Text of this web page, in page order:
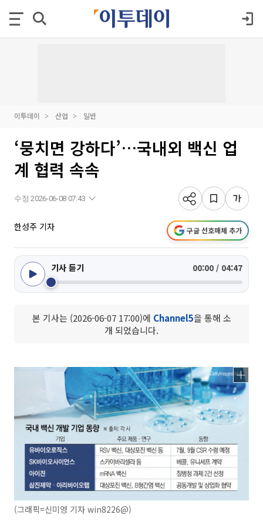
이투데이 산업 일반
‘뭉치면 강하다’…국내외 백신 업
계 협력 속속
수정 2026-06-08 07:43
한성주 기자 구글 선호매체 추가
기사 듣기 00:00 / 04:47
본 기사는 (2026-06-07 17:00)에 Channel5을 통해 소
개 되었습니다.
(그래픽=신미영 기자 win8226@)